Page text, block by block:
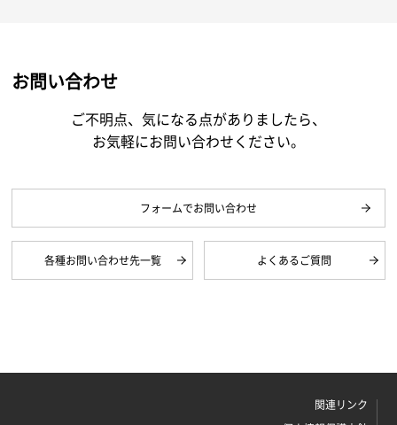
お問い合わせ
ご不明点、気になる点がありましたら、
お気軽にお問い合わせください。
フォームでお問い合わせ
各種お問い合わせ先一覧 よくあるご質問
関連リンク